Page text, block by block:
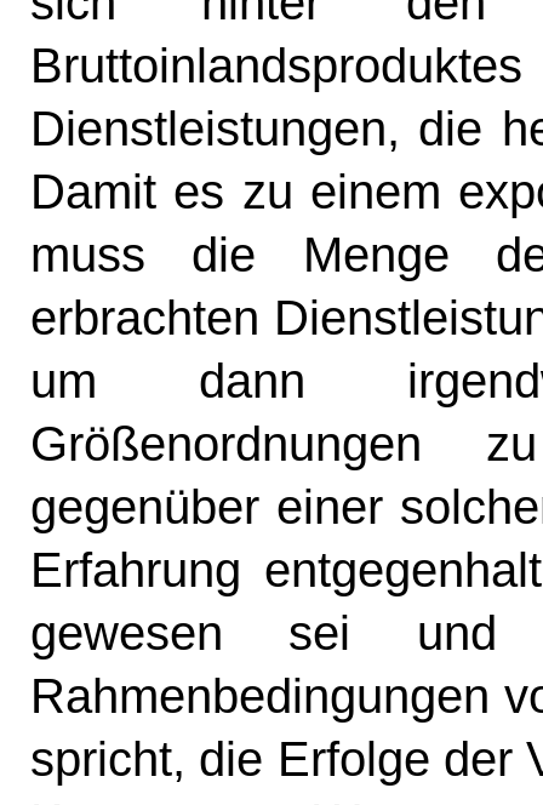
Dienstleistungen, die
Damit es zu einem
muss die Menge
erbrachten
um dann
Größenordnungen
gegenüber einer
Erfahrung
gewesen sei
Rahmenbedingungen
spricht, die Erfolge der